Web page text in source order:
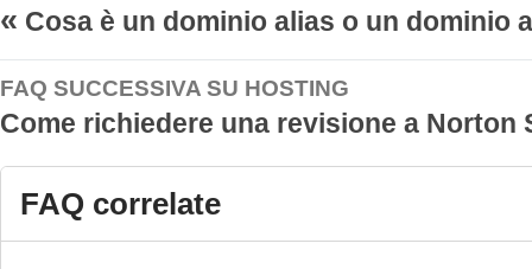
« Cosa è un dominio alias o un dominio
FAQ SUCCESSIVA SU HOSTING
Come richiedere una revisione a Norton
FAQ correlate